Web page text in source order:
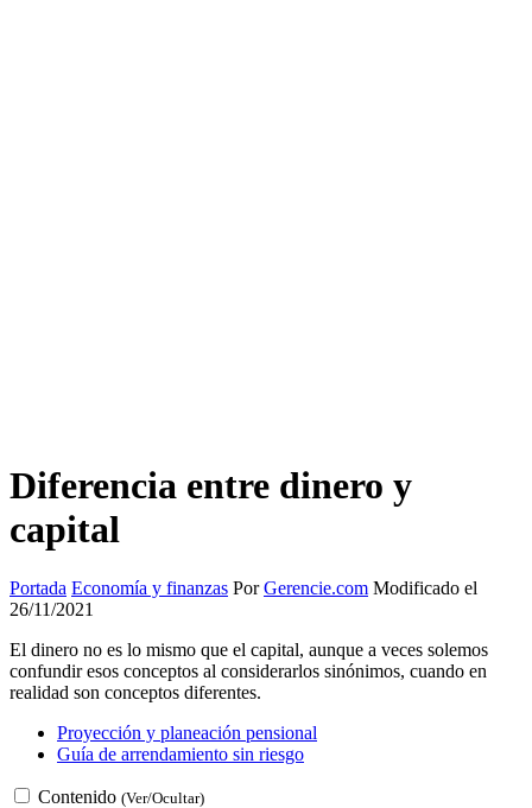
Diferencia entre dinero y
capital
Portada Economía y finanzas PorGerencie.com Modificado el
26/11/2021
El dinero no es lo mismo que el capital, aunque a veces solemos
confundir esos conceptos al considerarlos sinónimos, cuando en
realidad son conceptos diferentes.
Proyección y planeación pensional
Guía de arrendamiento sin riesgo
Contenido (Ver/Ocultar)